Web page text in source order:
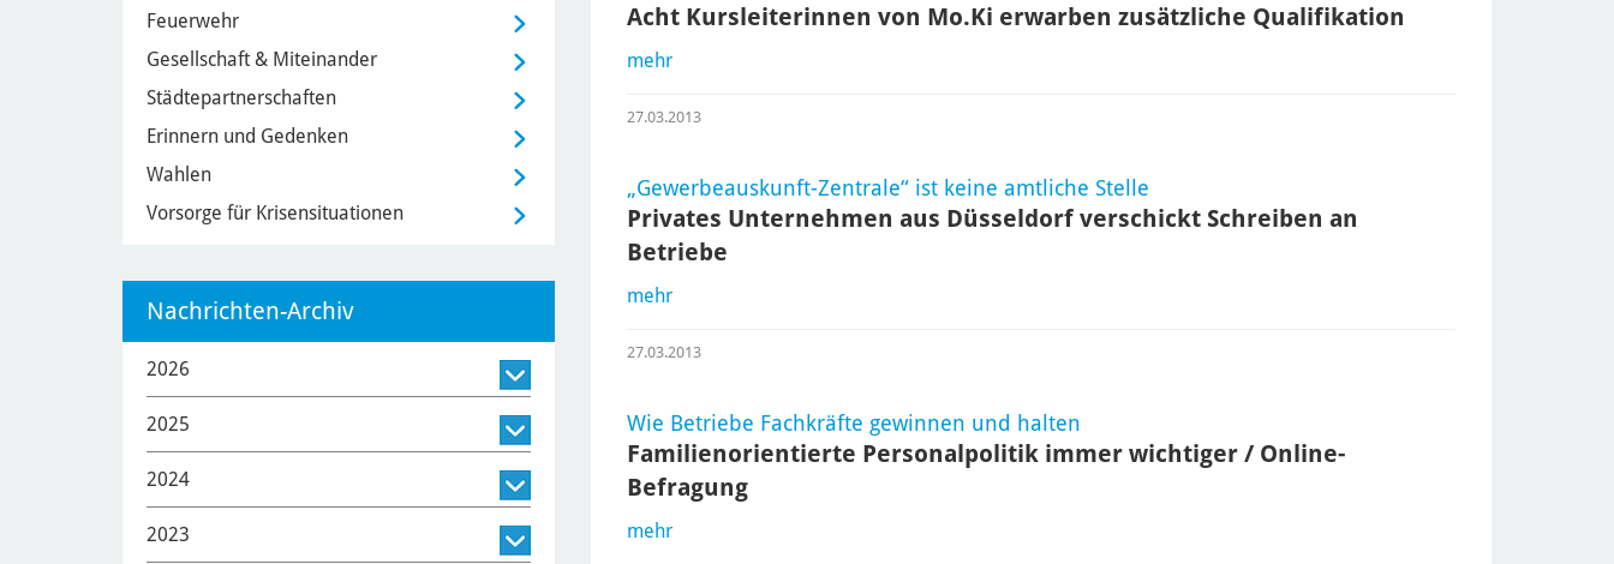
Acht Kursleiterinnen von Mo.Ki erwarben zusätzliche Qualifikation
mehr
27.03.2013
„Gewerbeauskunft-Zentrale“ ist keine amtliche Stelle
Privates Unternehmen aus Düsseldorf verschickt Schreiben an
Betriebe
mehr
27.03.2013
Wie Betriebe Fachkräfte gewinnen und halten
Familienorientierte Personalpolitik immer wichtiger / Online-
Befragung
mehr
Feuerwehr
Gesellschaft & Miteinander
Städtepartnerschaften
Erinnern und Gedenken
Wahlen
Vorsorge für Krisensituationen
Nachrichten-Archiv
2026
2025
2024
2023